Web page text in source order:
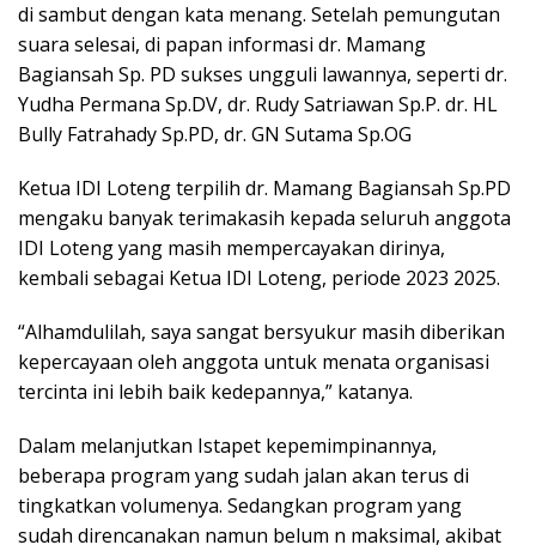
di sambut dengan kata menang. Setelah pemungutan
suara selesai, di papan informasi dr. Mamang
Bagiansah Sp. PD sukses ungguli lawannya, seperti dr.
Yudha Permana Sp.DV, dr. Rudy Satriawan Sp.P. dr. HL
Bully Fatrahady Sp.PD, dr. GN Sutama Sp.OG
Ketua IDI Loteng terpilih dr. Mamang Bagiansah Sp.PD
mengaku banyak terimakasih kepada seluruh anggota
IDI Loteng yang masih mempercayakan dirinya,
kembali sebagai Ketua IDI Loteng, periode 2023 2025.
“Alhamdulilah, saya sangat bersyukur masih diberikan
kepercayaan oleh anggota untuk menata organisasi
tercinta ini lebih baik kedepannya,” katanya.
Dalam melanjutkan Istapet kepemimpinannya,
beberapa program yang sudah jalan akan terus di
tingkatkan volumenya. Sedangkan program yang
sudah direncanakan namun belum n maksimal, akibat